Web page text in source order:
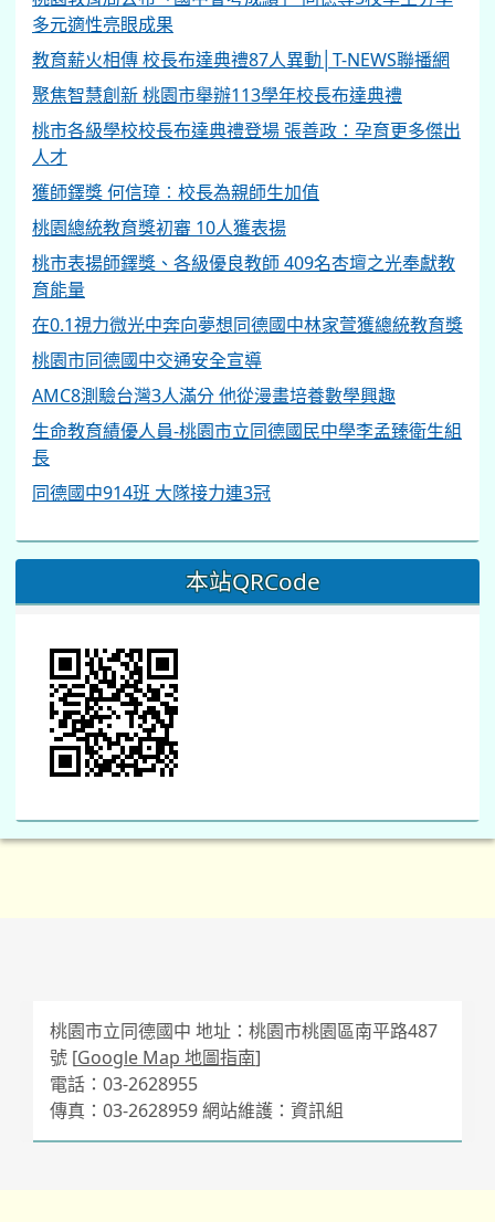
多元適性亮眼成果
教育薪火相傳 校長布達典禮87人異動│T-NEWS聯播網
聚焦智慧創新 桃園市舉辦113學年校長布達典禮
桃市各級學校校長布達典禮登場 張善政：孕育更多傑出
人才
獲師鐸獎 何信璋︰校長為親師生加值
桃園總統教育獎初審 10人獲表揚
桃市表揚師鐸獎、各級優良教師 409名杏壇之光奉獻教
育能量
在0.1視力微光中奔向夢想同德國中林家萱獲總統教育獎
桃園市同德國中交通安全宣導
AMC8測驗台灣3人滿分 他從漫畫培養數學興趣
生命教育績優人員-桃園市立同德國民中學李孟臻衛生組
長
同德國中914班 大隊接力連3冠
本站QRCode
桃園市立同德國中 地址：桃園市桃園區南平路487
號 [Google Map 地圖指南]
電話：03-2628955
傳真：03-2628959 網站維護：資訊組